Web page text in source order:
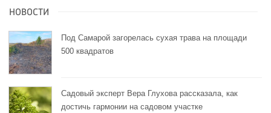
НОВОСТИ
Под Самарой загорелась сухая трава на площади
500 квадратов
Садовый эксперт Вера Глухова рассказала, как
достичь гармонии на садовом участке